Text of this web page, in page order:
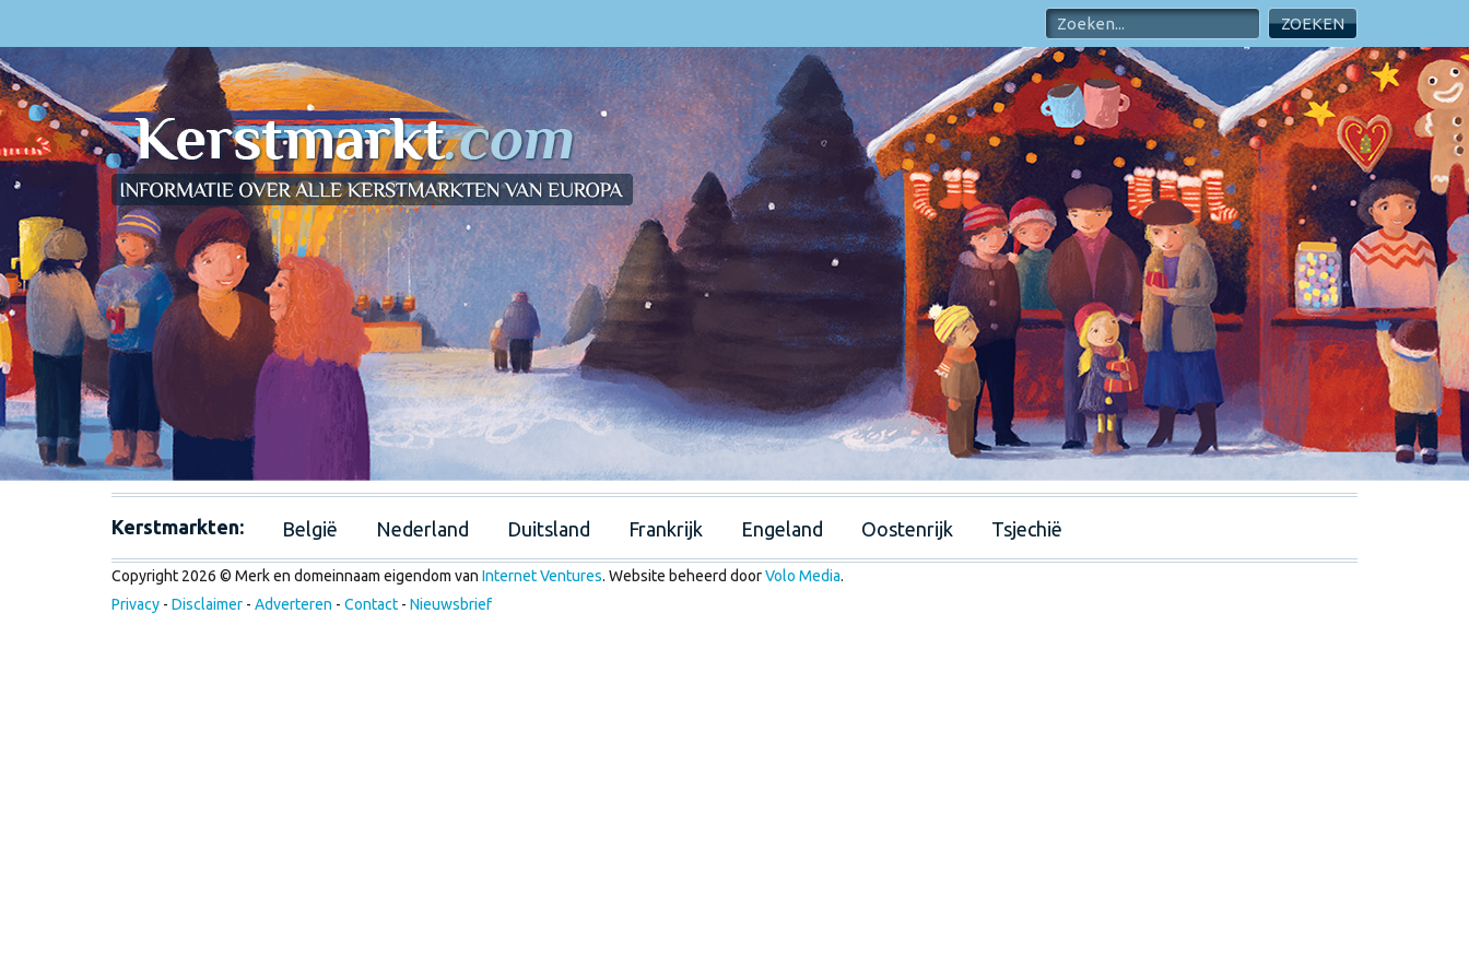
Kerstmarkten: België Nederland Duitsland Frankrijk Engeland Oostenrijk Tsjechië
Copyright 2026 © Merk en domeinnaam eigendom van Internet Ventures. Website beheerd doorVolo Media.
Privacy - Disclaimer - Adverteren - Contact - Nieuwsbrief